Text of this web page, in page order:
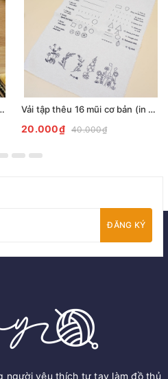
Pattern Vải tập thêu 16 mũi cơ bản (in sẵn mẫu)
20.000₫ 40.000₫
ĐĂNG KÝ
người yêu thích tự tay làm đồ thủ